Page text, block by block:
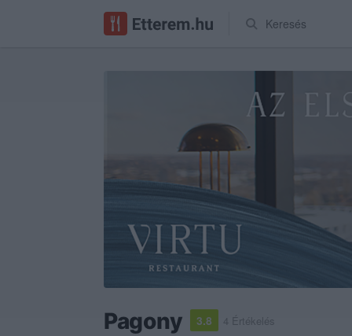
Keresés
Pagony 3.8 4 Értékelés